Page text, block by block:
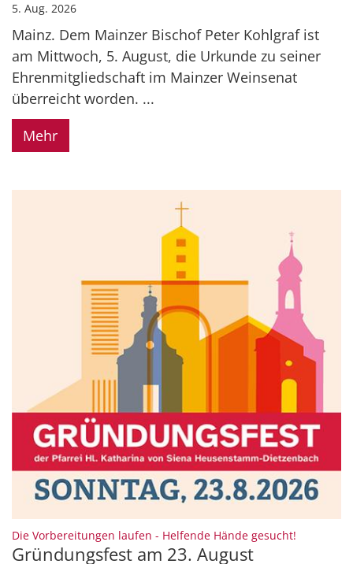
5. Aug. 2026
Mainz. Dem Mainzer Bischof Peter Kohlgraf ist
am Mittwoch, 5. August, die Urkunde zu seiner
Ehrenmitgliedschaft im Mainzer Weinsenat
überreicht worden. ...
Mehr
Die Vorbereitungen laufen - Helfende Hände gesucht!
Gründungsfest am 23. August